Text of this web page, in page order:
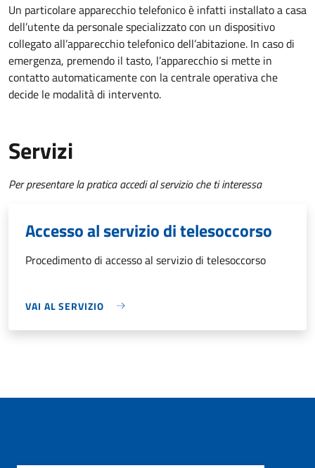
Un particolare apparecchio telefonico è infatti installato a casa
dell’utente da personale specializzato con un dispositivo
collegato all’apparecchio telefonico dell’abitazione. In caso di
emergenza, premendo il tasto, l’apparecchio si mette in
contatto automaticamente con la centrale operativa che
decide le modalità di intervento.
Servizi
Per presentare la pratica accedi al servizio che ti interessa
Accesso al servizio di telesoccorso
Procedimento di accesso al servizio di telesoccorso
VAI AL SERVIZIO